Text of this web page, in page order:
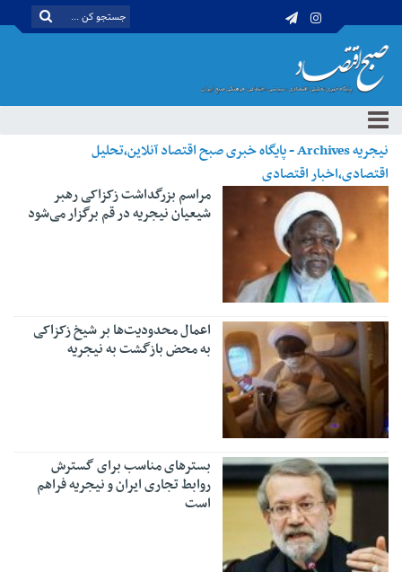
نیجریه Archives - پایگاه خبری صبح اقتصاد آنلاین،تحلیل
اقتصادی،اخبار اقتصادی
مراسم بزرگداشت زکزاکی رهبر
شیعیان نیجریه در قم برگزار می‌شود
اعمال محدودیت‌ها بر شیخ زکزاکی
به محض بازگشت به نیجریه
بسترهای مناسب برای گسترش
روابط تجاری ایران و نیجریه فراهم
است